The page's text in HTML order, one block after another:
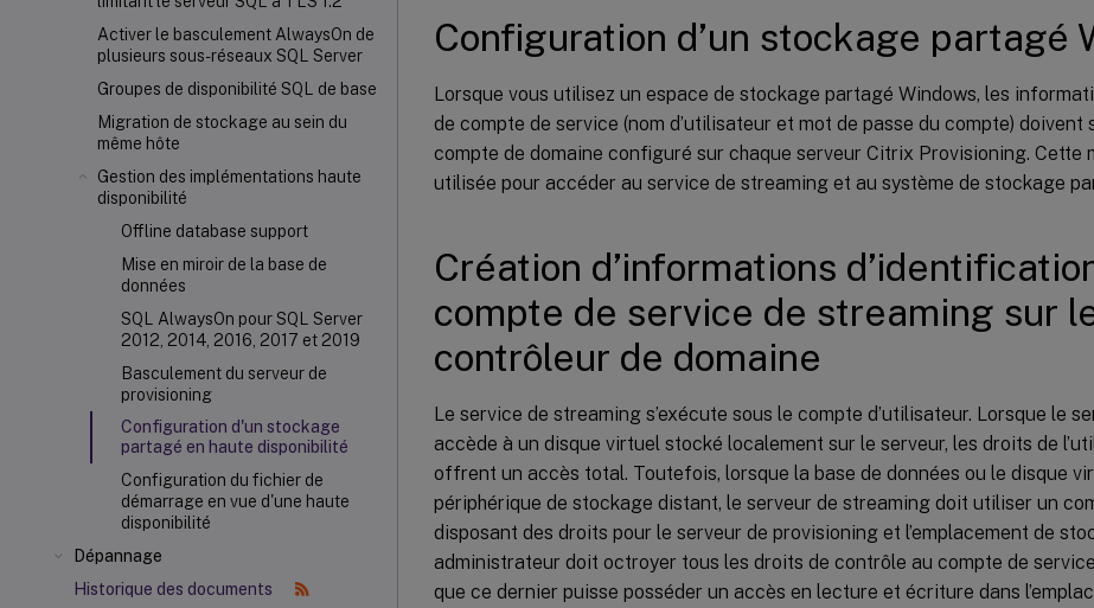
Activer le basculement AlwaysOn de
plusieurs sous-réseaux SQL Server
Groupes de disponibilité SQL de base
Migration de stockage au sein du
même hôte
Gestion des implémentations haute
disponibilité
Offline database support
Mise en miroir de la base de
données
SQL AlwaysOn pour SQL Server
2012, 2014, 2016, 2017 et 2019
Basculement du serveur de
provisioning
Configuration d'un stockage
partagé en haute disponibilité
Configuration du fichier de
démarrage en vue d'une haute
disponibilité
Dépannage
Historique des documents
Configuration d’un stockage partagé
Lorsque vous utilisez un espace de stockage partagé Windows, les
de compte de service (nom d’utilisateur et mot de passe du compte) doivent
compte de domaine configuré sur chaque serveur Citrix Provisioning. Cette
utilisée pour accéder au service de streaming et au système de stockage
Création d’informations
compte de service de streaming sur
contrôleur de domaine
Le service de streaming s’exécute sous le compte d’utilisateur. Lorsque le
accède à un disque virtuel stocké localement sur le serveur, les droits de
offrent un accès total. Toutefois, lorsque la base de données ou le disque
périphérique de stockage distant, le serveur de streaming doit utiliser un
disposant des droits pour le serveur de provisioning et l’emplacement de
administrateur doit octroyer tous les droits de contrôle au compte de
que ce dernier puisse posséder un accès en lecture et écriture dans